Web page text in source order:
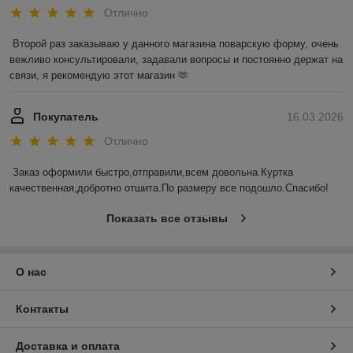
Отлично
Второй раз заказываю у данного магазина поварскую форму, очень
вежливо консультировали, задавали вопросы и постоянно держат на
связи, я рекомендую этот магазин 🫶
16.03.2026
Покупатель
Отлично
Заказ оформили быстро,отправили,всем довольна.Куртка
качественная,добротно отшита.По размеру все подошло.Спасибо!
Показать все отзывы
О нас
Контакты
Доставка и оплата